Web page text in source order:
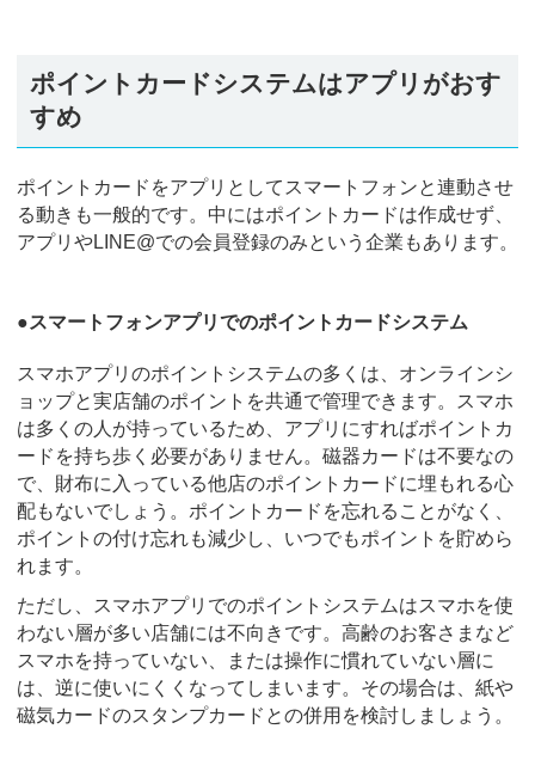
ポイントカードシステムはアプリがおす
すめ
ポイントカードをアプリとしてスマートフォンと連動させ
る動きも一般的です。中にはポイントカードは作成せず、
アプリやLINE@での会員登録のみという企業もあります。
●スマートフォンアプリでのポイントカードシステム
スマホアプリのポイントシステムの多くは、オンラインシ
ョップと実店舗のポイントを共通で管理できます。スマホ
は多くの人が持っているため、アプリにすればポイントカ
ードを持ち歩く必要がありません。磁器カードは不要なの
で、財布に入っている他店のポイントカードに埋もれる心
配もないでしょう。ポイントカードを忘れることがなく、
ポイントの付け忘れも減少し、いつでもポイントを貯めら
れます。
ただし、スマホアプリでのポイントシステムはスマホを使
わない層が多い店舗には不向きです。高齢のお客さまなど
スマホを持っていない、または操作に慣れていない層に
は、逆に使いにくくなってしまいます。その場合は、紙や
磁気カードのスタンプカードとの併用を検討しましょう。